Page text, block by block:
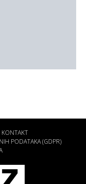
KONTAKT
PODATAKA (GDPR)